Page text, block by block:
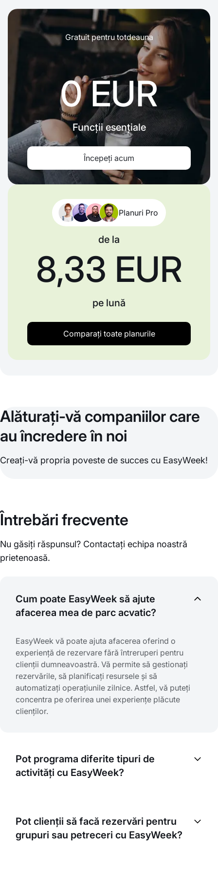
Gratuit pentru totdeauna
0 EUR
Funcții esențiale
Începeți acum
Planuri Pro
de la
8,33 EUR
pe lună
Comparați toate planurile
Alăturați-vă companiilor care
au încredere în noi
Creați-vă propria poveste de succes cu EasyWeek!
Întrebări frecvente
Nu găsiți răspunsul? Contactați echipa noastră
prietenoasă.
Cum poate EasyWeek să ajute
afacerea mea de parc acvatic?
EasyWeek vă poate ajuta afacerea oferind o
experiență de rezervare fără întreruperi pentru
clienții dumneavoastră. Vă permite să gestionați
rezervările, să planificați resursele și să
automatizați operațiunile zilnice. Astfel, vă puteți
concentra pe oferirea unei experiențe plăcute
clienților.
Pot programa diferite tipuri de
activități cu EasyWeek?
acces la parc acvatic, piscină cu valuri sau lecții de
înot, le puteți programa și gestiona ușor prin
Pot clienții să facă rezervări pentru
grupuri sau petreceri cu EasyWeek?